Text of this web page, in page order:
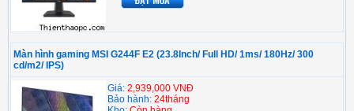
Màn hình gaming MSI G244F E2 (23.8Inch/ Full HD/ 1ms/ 180Hz/ 300
cd/m2/ IPS)
Giá: 2,939,000 VNĐ
Bảo hành: 24tháng